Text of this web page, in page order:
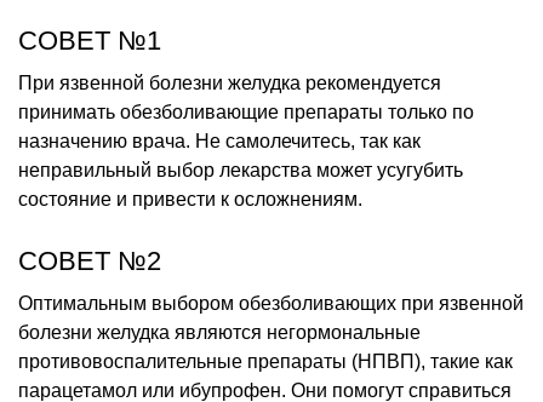
СОВЕТ №1
При язвенной болезни желудка рекомендуется
принимать обезболивающие препараты только по
назначению врача. Не самолечитесь, так как
неправильный выбор лекарства может усугубить
состояние и привести к осложнениям.
СОВЕТ №2
Оптимальным выбором обезболивающих при язвенной
болезни желудка являются негормональные
противовоспалительные препараты (НПВП), такие как
парацетамол или ибупрофен. Они помогут справиться